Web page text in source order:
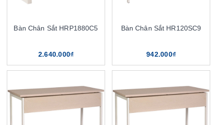
Bàn Chân Sắt HRP1880C5
2.640.000₫
Bàn Chân Sắt HR120SC9
942.000₫